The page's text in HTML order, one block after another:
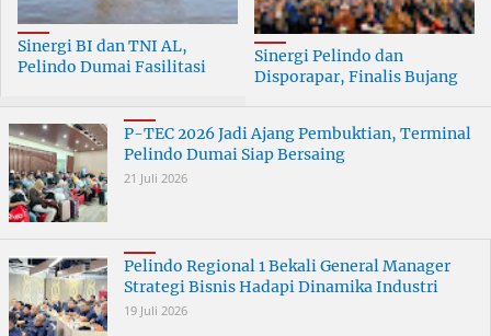
Sinergi BI dan TNI AL,
Pelindo Dumai Fasilitasi
Sinergi Pelindo dan
Disporapar, Finalis Bujang
P-TEC 2026 Jadi Ajang Pembuktian, Terminal
Pelindo Dumai Siap Bersaing
21 Juli 2026
Pelindo Regional 1 Bekali General Manager
Strategi Bisnis Hadapi Dinamika Industri
19 Juli 2026